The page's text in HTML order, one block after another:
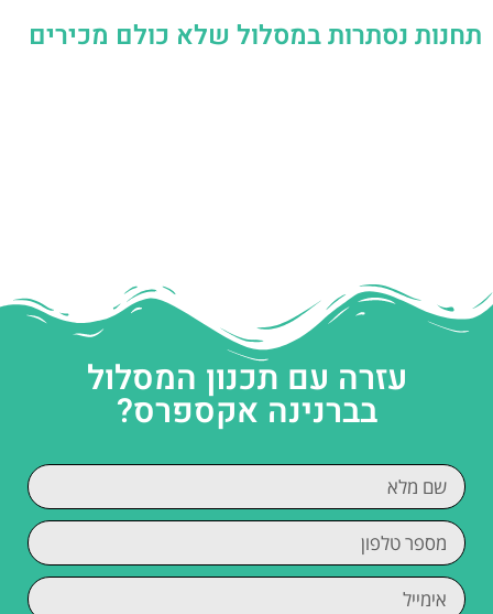
תחנות נסתרות במסלול שלא כולם מכירים
עזרה עם תכנון המסלול
בברנינה אקספרס?